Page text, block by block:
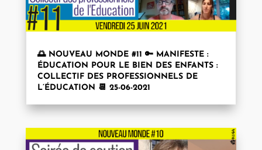
🌅 NOUVEAU MONDE #11 🔑 MANIFESTE :
ÉDUCATION POUR LE BIEN DES ENFANTS :
COLLECTIF DES PROFESSIONNELS DE
L’ÉDUCATION 📆 25-06-2021